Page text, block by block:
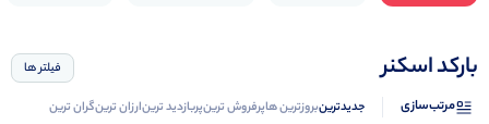
بارکد اسکنر فیلتر ها
مرتب‌سازی جدیدترینبروزترین هاپرفروش ترینپربازدید ترینارزان ترینگران ترین